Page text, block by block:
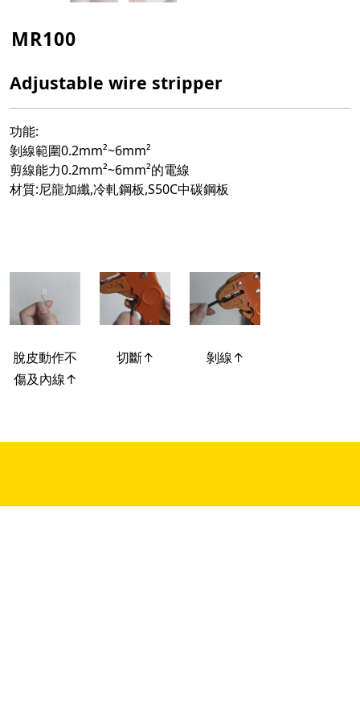
MR100
Adjustable wire stripper
功能:
剝線範圍0.2mm²~6mm²
剪線能力0.2mm²~6mm²的電線
材質:尼龍加纖,冷軋鋼板,S50C中碳鋼板
脫皮動作不
傷及內線↑
切斷↑ 剝線↑